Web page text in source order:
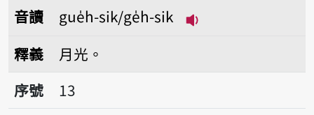
音讀
gue̍h-sik/ge̍h-sik
釋義
月光。
序號13好色
序號
13